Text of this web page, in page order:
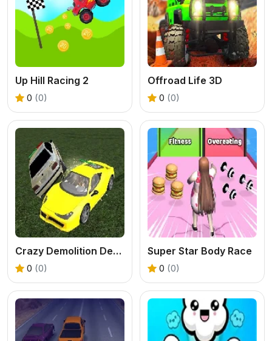
Up Hill Racing 2
0 (0)
Offroad Life 3D
0 (0)
Crazy Demolition Derby Car 2022
0 (0)
Super Star Body Race
0 (0)